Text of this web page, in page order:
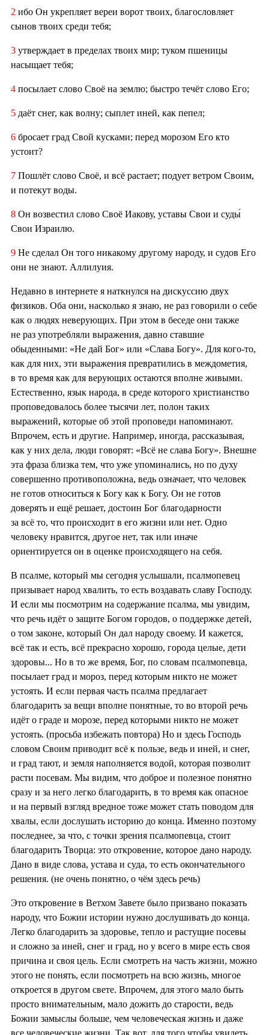
2 ибо Он укрепляет вереи ворот твоих, благословляет
сынов твоих среди тебя;
3 утверждает в пределах твоих мир; туком пшеницы
насыщает тебя;
4 посылает слово Своё на землю; быстро течёт слово Его;
5 даёт снег, как волну; сыплет иней, как пепел;
6 бросает град Свой кусками; перед морозом Его кто
устоит?
7 Пошлёт слово Своё, и всё растает; подует ветром Своим,
и потекут воды.
8 Он возвестил слово Своё Иакову, уставы Свои и суды́
Свои Израилю.
9 Не сделал Он того никакому другому народу, и судов Его
они не знают. Аллилуия.
Недавно в интернете я наткнулся на дискуссию двух
физиков. Оба они, насколько я знаю, не раз говорили о себе
как о людях неверующих. При этом в беседе они также
не раз употребляли выражения, давно ставшие
обыденными: «Не дай Бог» или «Слава Богу». Для кого-то,
как для них, эти выражения превратились в междометия,
в то время как для верующих остаются вполне живыми.
Естественно, язык народа, в среде которого христианство
проповедовалось более тысячи лет, полон таких
выражений, которые об этой проповеди напоминают.
Впрочем, есть и другие. Например, иногда, рассказывая,
как у них дела, люди говорят: «Всё не слава Богу». Внешне
эта фраза близка тем, что уже упоминались, но по духу
совершенно противоположна, ведь означает, что человек
не готов относиться к Богу как к Богу. Он не готов
доверять и ещё решает, достоин Бог благодарности
за всё то, что происходит в его жизни или нет. Одно
человеку нравится, другое нет, так или иначе
ориентируется он в оценке происходящего на себя.
В псалме, который мы сегодня услышали, псалмопевец
призывает народ хвалить, то есть воздавать славу Господу.
И если мы посмотрим на содержание псалма, мы увидим,
что речь идёт о защите Богом городов, о поддержке детей,
о том законе, который Он дал народу своему. И кажется,
всё так и есть, всё прекрасно хорошо, города целые, дети
здоровы... Но в то же время, Бог, по словам псалмопевца,
посылает град и мороз, перед которым никто не может
устоять. И если первая часть псалма предлагает
благодарить за вещи вполне понятные, то во второй речь
идёт о граде и морозе, перед которыми никто не может
устоять. (просьба избежать повтора) Но и здесь Господь
словом Своим приводит всё к пользе, ведь и иней, и снег,
и град тают, и земля наполняется водой, которая позволит
расти посевам. Мы видим, что доброе и полезное понятно
сразу и за него легко благодарить, в то время как опасное
и на первый взгляд вредное тоже может стать поводом для
хвалы, если дослушать историю до конца. Именно поэтому
последнее, за что, с точки зрения псалмопевца, стоит
благодарить Творца: это откровение, которое дано народу.
Дано в виде слова, устава и суда, то есть окончательного
решения. (не очень понятно, о чём здесь речь)
Это откровение в Ветхом Завете было призвано показать
народу, что Божии истории нужно дослушивать до конца.
Легко благодарить за здоровье, тепло и растущие посевы
и сложно за иней, снег и град, но у всего в мире есть своя
причина и своя цель. Если смотреть на часть жизни, можно
этого не понять, если посмотреть на всю жизнь, многое
откроется в другом свете. Впрочем, для этого мало быть
просто внимательным, мало дожить до старости, ведь
Божии замыслы больше, чем человеческая жизнь и даже